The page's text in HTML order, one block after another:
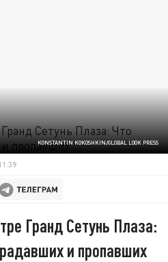
KONSTANTIN KOKOSHKIN/GLOBAL LOOK PRESS
Гранд Сетунь Плаза:
и пропавших